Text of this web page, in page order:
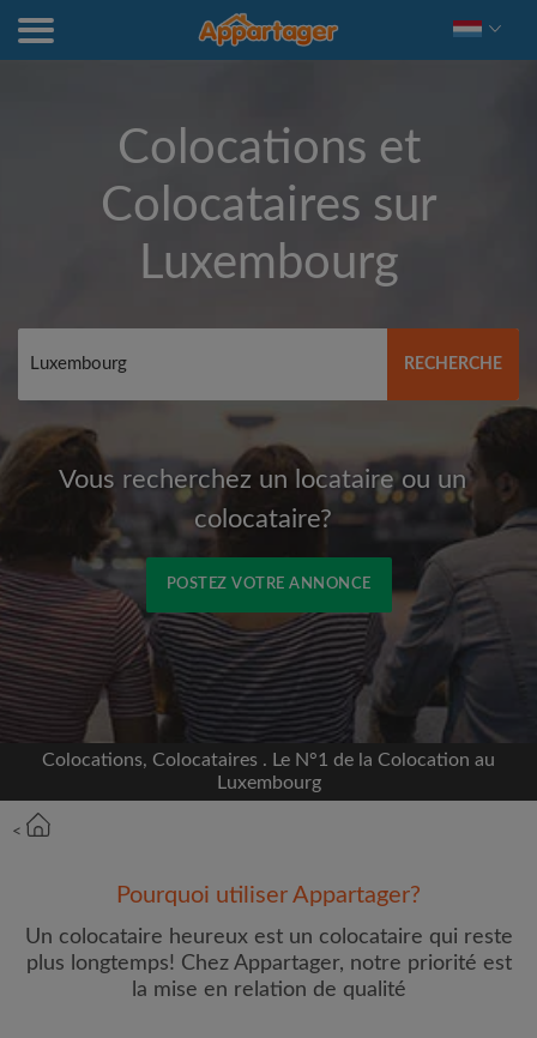
Colocations et
Colocataires sur
Luxembourg
RECHERCHE
Vous recherchez un locataire ou un
colocataire?
POSTEZ VOTRE ANNONCE
Inscrivez-vous avec Facebook
Nous ne publierons jamais sur votre page sans
Prénom
Colocations, Colocataires . Le N°1 de la Colocation au
Luxembourg
<
Pourquoi utiliser Appartager?
Un colocataire heureux est un colocataire qui reste
plus longtemps! Chez Appartager, notre priorité est
la mise en relation de qualité